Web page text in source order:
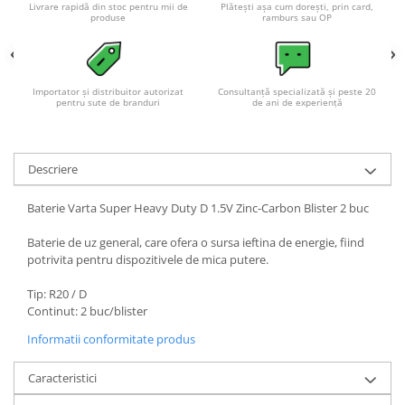
Acumulatori VRLA AGM/GEL /
Tractiune / LiFePo4
Baterii si acumulatori gel si VRLA
Baterii si acumulatori AGM VRLA
de 6-12 V
GEL
AGM
Li-Ion
SLA AGM (Sealed Lead Acid)
Deep Cycle - Tractiune/Semi-
Marine & Caravan
APC
Pachete acumulatori VRLA
Sisteme de management (BMS)
Livrare rapidă din stoc pentru mii de
produse
Plătești așa cum dorești, prin card,
ramburs sau OP
Importator și distribuitor autorizat
pentru sute de branduri
Consultanță specializată și peste 20
de ani de experiență
Descriere
Baterie Varta Super Heavy Duty D 1.5V Zinc-Carbon Blister 2 buc
Baterie de uz general, care ofera o sursa ieftina de energie, fiind
potrivita pentru dispozitivele de mica putere.
Tip: R20 / D
Continut: 2 buc/blister
Informatii conformitate produs
Caracteristici